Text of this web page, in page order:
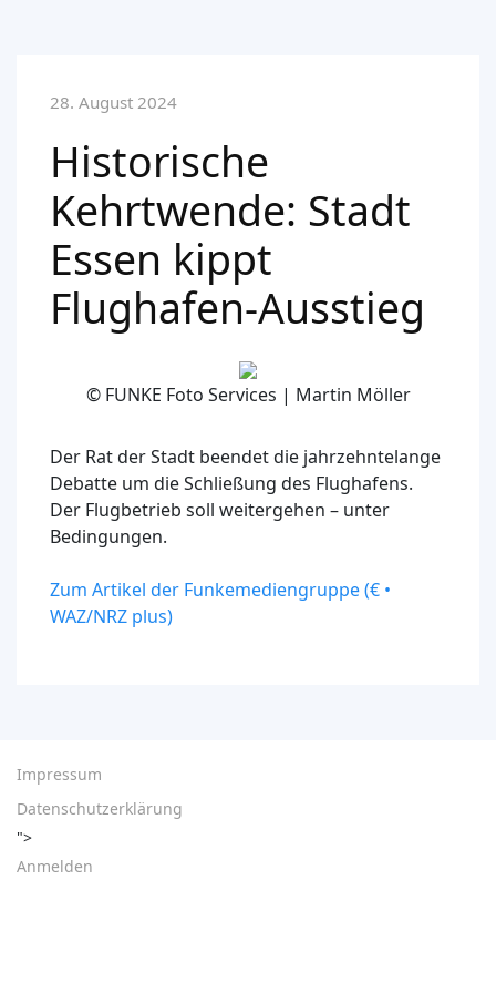
28. August 2024
Historische
Kehrtwende: Stadt
Essen kippt
Flughafen-Ausstieg
© FUNKE Foto Services | Martin Möller
Der Rat der Stadt beendet die jahrzehntelange
Debatte um die Schließung des Flughafens.
Der Flugbetrieb soll weitergehen – unter
Bedingungen.
Zum Artikel der Funkemediengruppe (€ •
WAZ/NRZ plus)
Impressum
Datenschutzerklärung
">
Anmelden